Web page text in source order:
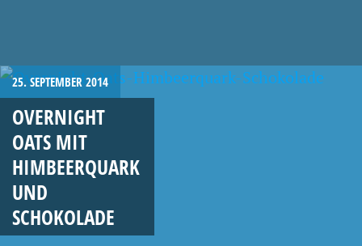
25. SEPTEMBER 2014
OVERNIGHT
OATS MIT
HIMBEERQUARK
UND
SCHOKOLADE